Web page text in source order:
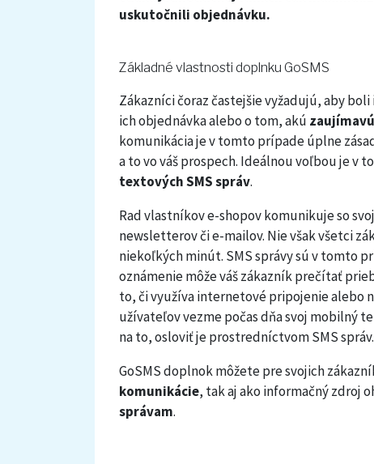
uskutočnili objednávku.
Základné vlastnosti doplnku GoSMS
Zákazníci čoraz častejšie vyžadujú, aby
ich objednávka alebo o tom, akú
komunikácia je v tomto prípade úplne
a to vo váš prospech. Ideálnou voľbou je
textových SMS správ.
Rad vlastníkov e-shopov komunikuje so
newsletterov či e-mailov. Nie však všetci
niekoľkých minút. SMS správy sú v tomto
oznámenie môže váš zákazník prečítať
to, či využíva internetové pripojenie alebo
užívateľov vezme počas dňa svoj mobilný
na to, osloviť je prostredníctvom SMS správ.
GoSMS doplnok môžete pre svojich
komunikácie, tak aj ako informačný zdroj
správam.